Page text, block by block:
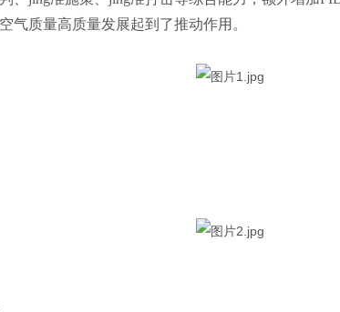
气质量高质量发展起到了推动作用。